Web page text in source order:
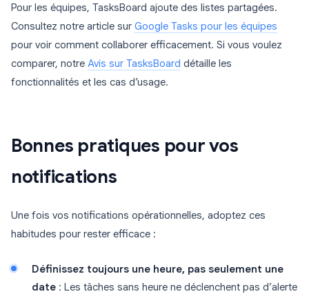
Pour les équipes, TasksBoard ajoute des listes partagées.
Consultez notre article sur Google Tasks pour les équipes
pour voir comment collaborer efficacement. Si vous voulez
comparer, notre Avis sur TasksBoard détaille les
fonctionnalités et les cas d’usage.
Bonnes pratiques pour vos
notifications
Une fois vos notifications opérationnelles, adoptez ces
habitudes pour rester efficace :
Définissez toujours une heure, pas seulement une
date : Les tâches sans heure ne déclenchent pas d’alerte